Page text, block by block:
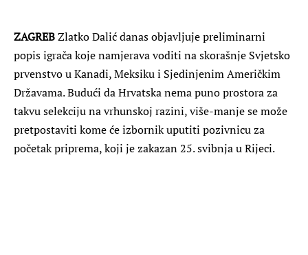
ZAGREBZlatko Dalić danas objavljuje preliminarni
popis igrača koje namjerava voditi na skorašnje Svjetsko
prvenstvo u Kanadi, Meksiku i Sjedinjenim Američkim
Državama. Budući da Hrvatska nema puno prostora za
takvu selekciju na vrhunskoj razini, više-manje se može
pretpostaviti kome će izbornik uputiti pozivnicu za
početak priprema, koji je zakazan 25. svibnja u Rijeci.